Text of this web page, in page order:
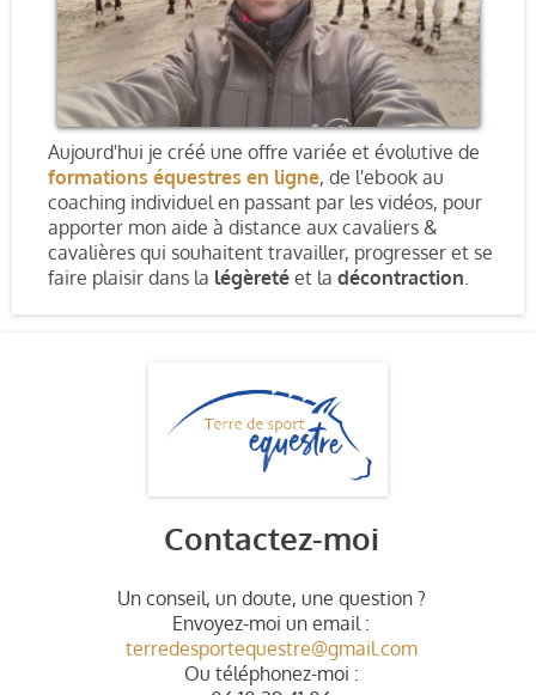
Aujourd'hui je créé une offre variée et évolutive de
formations équestres en ligne, de l'ebook au
coaching individuel en passant par les vidéos, pour
apporter mon aide à distance aux cavaliers &
cavalières qui souhaitent travailler, progresser et se
faire plaisir dans la légèreté et la décontraction
Contactez-moi
Un conseil, un doute, une question ?
Envoyez-moi un email :
terredesportequestre@gmail.com
Ou téléphonez-moi :